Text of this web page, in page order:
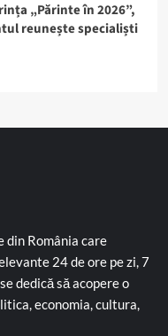
„Părinte în 2026”,
reunește specialiști
din România care
24 de ore pe zi, 7
dedică să acopere o
economia, cultura,